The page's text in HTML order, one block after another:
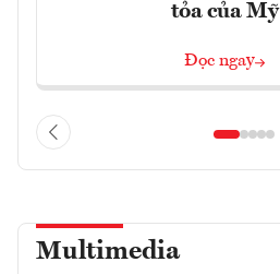
tỏa của Mỹ
Đọc ngay
Multimedia